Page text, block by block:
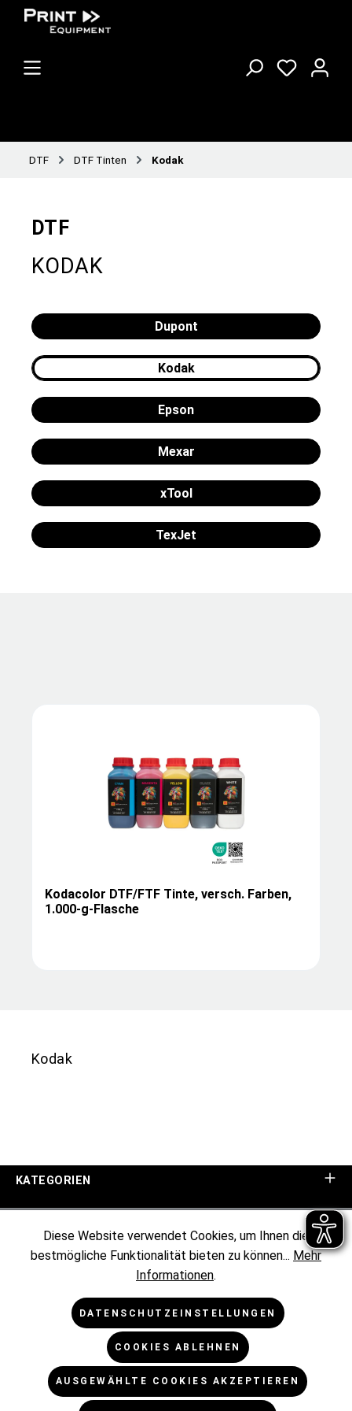
DTF DTF Tinten Kodak
DTF
KODAK
Dupont
Kodak
Epson
Mexar
xTool
TexJet
Kodacolor DTF/FTF Tinte, versch. Farben,
1.000-g-Flasche
Kodak
KATEGORIEN
KUNDENINFORMATIONEN
RECHTLICHES
Diese Website verwendet Cookies, um Ihnen die
bestmögliche Funktionalität bieten zu können... Mehr
Informationen.
DATENSCHUTZEINSTELLUNGEN
COOKIES ABLEHNEN
AUSGEWÄHLTE COOKIES AKZEPTIEREN